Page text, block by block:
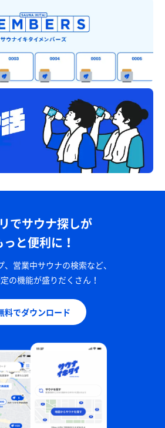
でサウナ探しが
っと便利に！
、営業中サウナの検索など、
の機能が盛りだくさん！
料でダウンロード